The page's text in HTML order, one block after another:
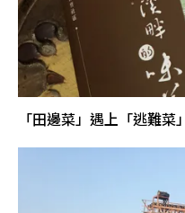
「田邊菜」遇上「逃難